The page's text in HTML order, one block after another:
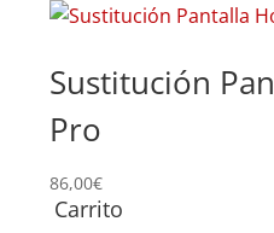
Sustitución
Pro
86,00€
Carrito